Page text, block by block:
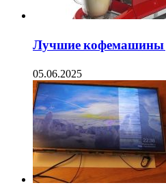
Лучшие кофемашины
05.06.2025